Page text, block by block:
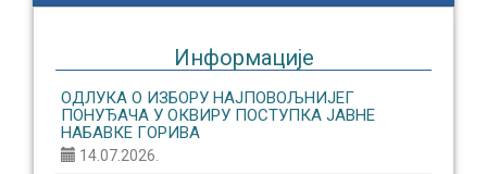
Информације
ОДЛУКА О ИЗБОРУ НАЈПОВОЉНИЈЕГ
ПОНУЂАЧА У ОКВИРУ ПОСТУПКА ЈАВНЕ
НАБАВКЕ ГОРИВА
14.07.2026.